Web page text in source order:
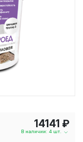
14141 ₽
В наличии: 4 шт.